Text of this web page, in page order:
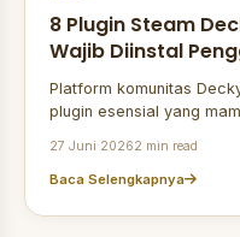
8 Plugin Steam
Wajib Diinstal
Platform komunitas
plugin esensial yang
27 Juni 20262 min read
Baca Selengkapnya